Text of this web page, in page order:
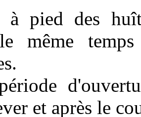
à pied des
même
et après le